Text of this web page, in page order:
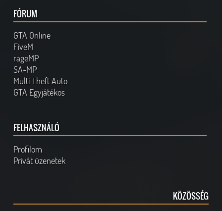
FÓRUM
GTA Online
FiveM
rageMP
SA-MP
Multi Theft Auto
GTA Egyjátékos
FELHASZNÁLÓ
Profilom
Privát üzenetek
KÖZÖSSÉG